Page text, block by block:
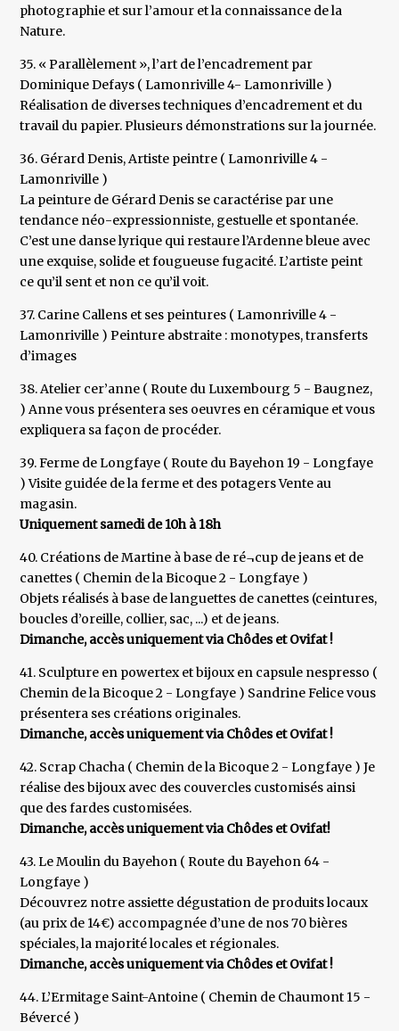
photographie et sur l’amour et la connaissance de la
Nature.
35. « Parallèlement », l’art de l’encadrement par
Dominique Defays ( Lamonriville 4- Lamonriville )
Réalisation de diverses techniques d’encadrement et du
travail du papier. Plusieurs démonstrations sur la journée.
36. Gérard Denis, Artiste peintre ( Lamonriville 4 -
Lamonriville )
La peinture de Gérard Denis se caractérise par une
tendance néo-expressionniste, gestuelle et spontanée.
C’est une danse lyrique qui restaure l’Ardenne bleue avec
une exquise, solide et fougueuse fugacité. L’artiste peint
ce qu’il sent et non ce qu’il voit.
37. Carine Callens et ses peintures ( Lamonriville 4 -
Lamonriville ) Peinture abstraite : monotypes, transferts
d’images
38. Atelier cer’anne ( Route du Luxembourg 5 - Baugnez,
) Anne vous présentera ses oeuvres en céramique et vous
expliquera sa façon de procéder.
39. Ferme de Longfaye ( Route du Bayehon 19 - Longfaye
) Visite guidée de la ferme et des potagers Vente au
magasin.
Uniquement samedi de 10h à 18h
40. Créations de Martine à base de ré¬cup de jeans et de
canettes ( Chemin de la Bicoque 2 - Longfaye )
Objets réalisés à base de languettes de canettes (ceintures,
boucles d’oreille, collier, sac, ...) et de jeans.
Dimanche, accès uniquement via Chôdes et Ovifat !
41. Sculpture en powertex et bijoux en capsule nespresso (
Chemin de la Bicoque 2 - Longfaye ) Sandrine Felice vous
présentera ses créations originales.
Dimanche, accès uniquement via Chôdes et Ovifat !
42. Scrap Chacha ( Chemin de la Bicoque 2 - Longfaye ) Je
réalise des bijoux avec des couvercles customisés ainsi
que des fardes customisées.
Dimanche, accès uniquement via Chôdes et Ovifat!
43. Le Moulin du Bayehon ( Route du Bayehon 64 -
Longfaye )
Découvrez notre assiette dégustation de produits locaux
(au prix de 14€) accompagnée d’une de nos 70 bières
spéciales, la majorité locales et régionales.
Dimanche, accès uniquement via Chôdes et Ovifat !
44. L’Ermitage Saint-Antoine ( Chemin de Chaumont 15 -
Bévercé )